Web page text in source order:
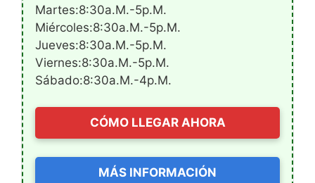
Martes:8:30a.m.-5p.m.
Miércoles:8:30a.m.-5p.m.
Jueves:8:30a.m.-5p.m.
Viernes:8:30a.m.-5p.m.
Sábado:8:30a.m.-4p.m.
CÓMO LLEGAR AHORA
MÁS INFORMACIÓN